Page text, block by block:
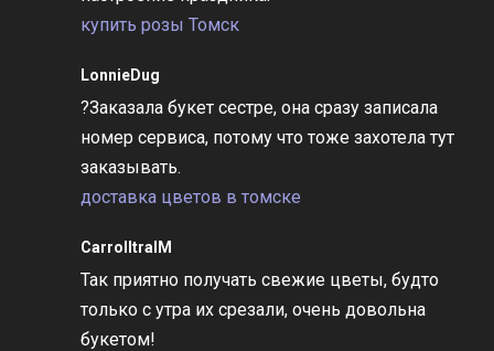
купить розы Томск
LonnieDug
?Заказала букет сестре, она сразу записала
номер сервиса, потому что тоже захотела тут
заказывать.
доставка цветов в томске
CarrolltralM
Так приятно получать свежие цветы, будто
только с утра их срезали, очень довольна
букетом!